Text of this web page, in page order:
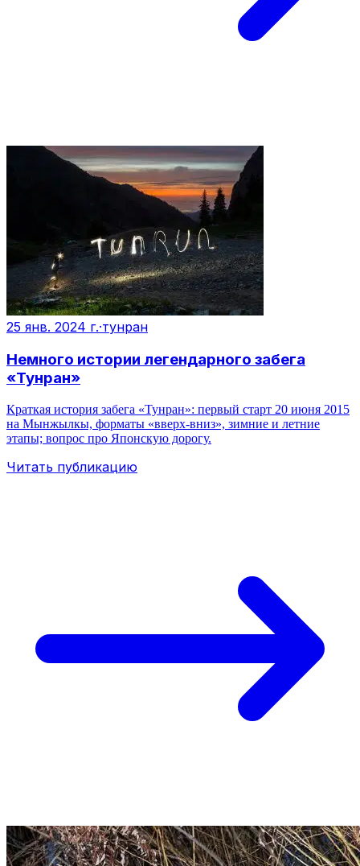
25 янв. 2024 г.·тунран
Немного истории легендарного забега
«Тунран»
Краткая история забега «Тунран»: первый старт 20 июня 2015
на Мынжылкы, форматы «вверх‑вниз», зимние и летние
этапы; вопрос про Японскую дорогу.
Читать публикацию